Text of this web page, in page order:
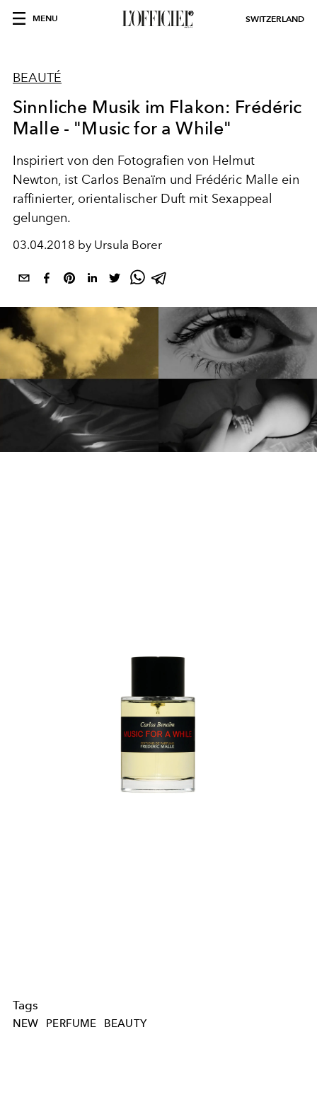
MENU SWITZERLAND
BEAUTÉ
Sinnliche Musik im Flakon: Frédéric
Malle - "Music for a While"
Inspiriert von den Fotografien von Helmut
Newton, ist Carlos Benaïm und Frédéric Malle ein
raffinierter, orientalischer Duft mit Sexappeal
gelungen.
03.04.2018 by Ursula Borer
Tags
NEW PERFUME BEAUTY